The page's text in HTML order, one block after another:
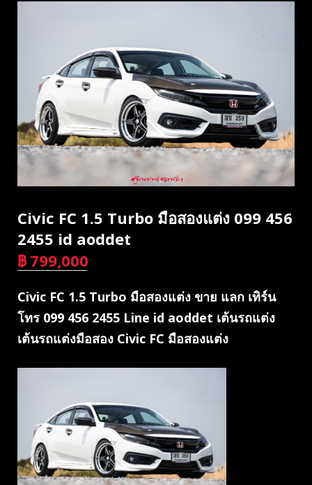
Civic FC 1.5 Turbo มือสองแต่ง 099 456
2455 id aoddet
฿ 799,000
Civic FC 1.5 Turbo มือสองแต่ง ขาย แลก เทิร์น
โทร 099 456 2455 Line id aoddet เต้นรถแต่ง
เต้นรถแต่งมือสอง Civic FC มือสองแต่ง